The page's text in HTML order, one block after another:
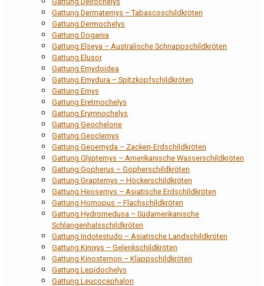
Gattung Dermatemys – Tabascoschildkröten
Gattung Dermochelys
Gattung Dogania
Gattung Elseya – Australische Schnappschildkröten
Gattung Elusor
Gattung Emydoidea
Gattung Emydura – Spitzkopfschildkröten
Gattung Emys
Gattung Eretmochelys
Gattung Erymnochelys
Gattung Geochelone
Gattung Geoclemys
Gattung Geoemyda – Zacken-Erdschildkröten
Gattung Glyptemys – Amerikanische Wasserschildkröten
Gattung Gopherus – Gopherschildkröten
Gattung Graptemys – Höckerschildkröten
Gattung Heosemys – Asiatische Erdschildkröten
Gattung Homopus – Flachschildkröten
Gattung Hydromedusa – Südamerikanische
Schlangenhalsschildkröten
Gattung Indotestudo – Asiatische Landschildkröten
Gattung Kinixys – Gelenkschildkröten
Gattung Kinosternon – Klappschildkröten
Gattung Lepidochelys
Gattung Leucocephalon